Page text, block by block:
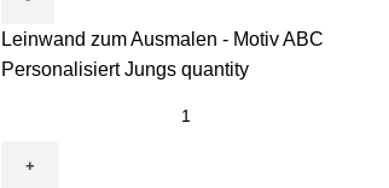
Leinwand zum Ausmalen - Motiv ABC
Personalisiert Jungs quantity